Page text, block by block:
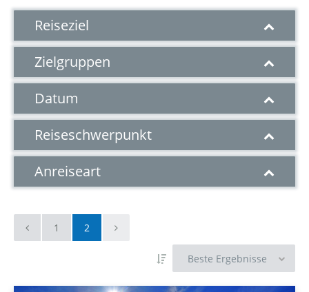
Reiseziel
Zielgruppen
Datum
Reiseschwerpunkt
Anreiseart
1 2